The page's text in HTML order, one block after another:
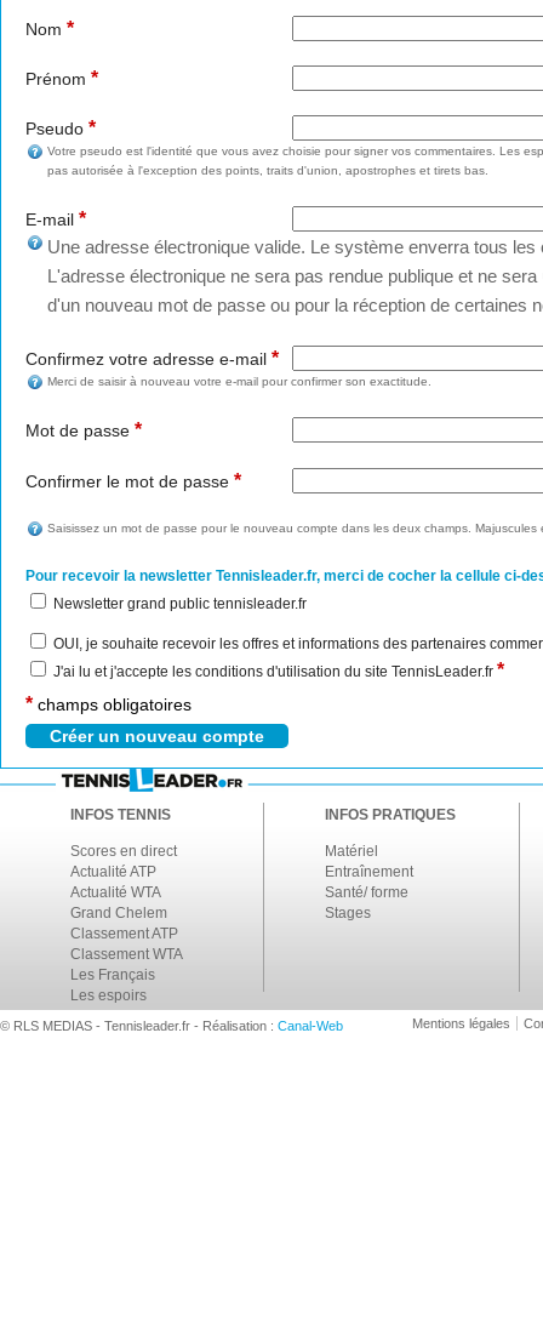
Nom *
Prénom *
Pseudo *
Votre pseudo est l'identité que vous avez choisie pour signer vos commentaires. Les
pas autorisée à l'exception des points, traits d'union, apostrophes et tirets bas.
E-mail *
Une adresse électronique valide. Le système enverra tous
L'adresse électronique ne sera pas rendue publique et ne
d'un nouveau mot de passe ou pour la réception de certaines
Confirmez votre adresse e-mail *
Merci de saisir à nouveau votre e-mail pour confirmer son exactitude.
Mot de passe *
Confirmer le mot de passe *
Saisissez un mot de passe pour le nouveau compte dans les deux champs. Majuscules
Pour recevoir la newsletter Tennisleader.fr, merci de cocher la cellule ci-
Newsletter grand public tennisleader.fr
OUI, je souhaite recevoir les offres et informations des partenaires
J'ai lu et j'accepte les conditions d'utilisation du site TennisLeader.fr *
* champs obligatoires
INFOS TENNIS
Scores en direct
Actualité ATP
Actualité WTA
Grand Chelem
Classement ATP
Classement WTA
Les Français
Les espoirs
INFOS PRATIQUES
Matériel
Entraînement
Santé/ forme
Stages
© RLS MEDIAS - Tennisleader.fr - Réalisation : Canal-Web Mentions légales